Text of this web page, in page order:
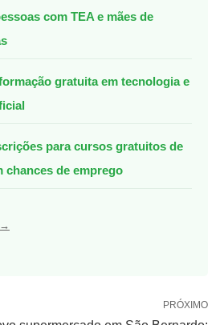
com TEA e mães de
gratuita em tecnologia e
para cursos gratuitos de
chances de emprego
PRÓXIMO